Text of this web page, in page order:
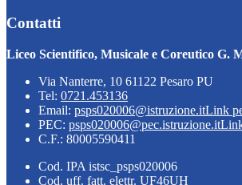
Contatti
Liceo Scientifico, Musicale e Coreutico G.
Via Nanterre, 10 61122 Pesaro PU
Tel: 0721.453136
Email: psps020006@istruzione.itLink
PEC: psps020006@pec.istruzione.it
C.F.: 80005590411
Cod. IPA istsc_psps020006
Cod. uff. fatt. elettr. UF46UH